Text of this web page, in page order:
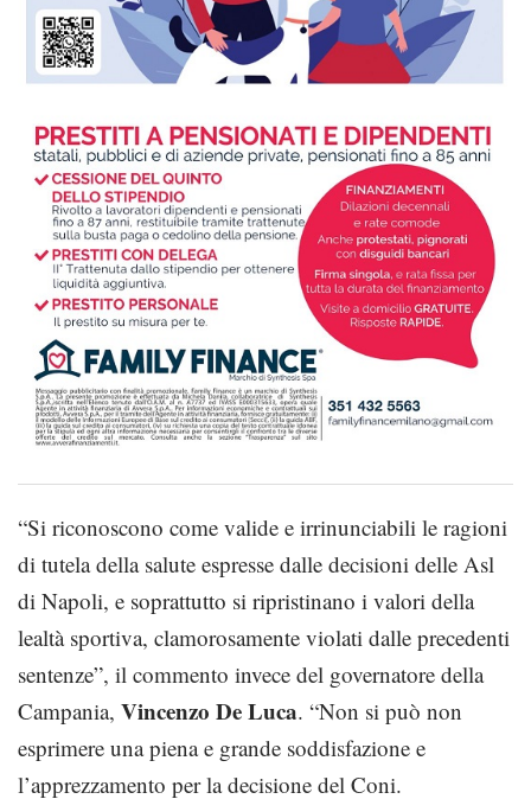
“Si riconoscono come valide e irrinunciabili le ragioni
di tutela della salute espresse dalle decisioni delle Asl
di Napoli, e soprattutto si ripristinano i valori della
lealtà sportiva, clamorosamente violati dalle precedenti
sentenze”, il commento invece del governatore della
Campania, Vincenzo De Luca. “Non si può non
esprimere una piena e grande soddisfazione e
l’apprezzamento per la decisione del Coni.